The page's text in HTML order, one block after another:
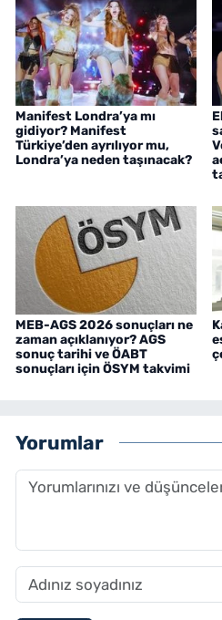
Manifest Londra’ya mı
gidiyor? Manifest
Türkiye’den ayrılıyor mu,
Londra’ya neden taşınacak?
MEB-AGS 2026 sonuçları ne
zaman açıklanıyor? AGS
sonuç tarihi ve ÖABT
sonuçları için ÖSYM takvimi
Yorumlar